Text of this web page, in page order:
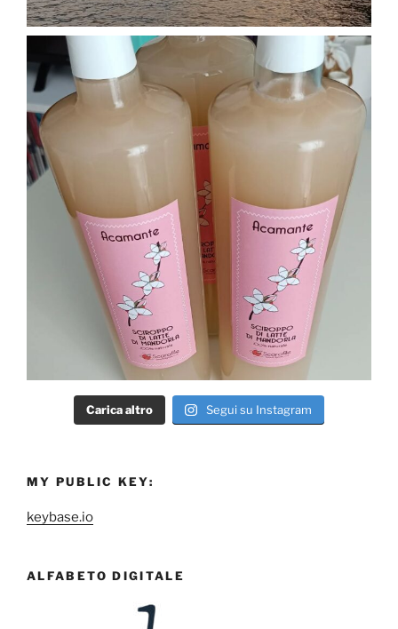
Carica altro Segui su Instagram
MY PUBLIC KEY:
keybase.io
ALFABETO DIGITALE